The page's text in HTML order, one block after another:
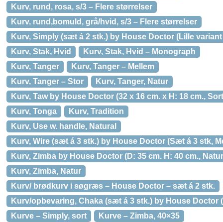
Kurv, rund, rosa, s/3 – Flere størrelser
Kurv, rund,bomuld, grå/hvid, s/3 – Flere størrelser
Kurv, Simply (sæt á 2 stk.) by House Doctor (Lille
Kurv, Stak, Hvid
Kurv, Stak, Hvid – Monograph
Kurv, Tanger
Kurv, Tanger – Mellem
Kurv, Tanger – Stor
Kurv, Tanger, Natur
Kurv, Taw by House Doctor (32 x 16 cm. x H: 18 cm.,
Kurv, Tonga
Kurv, Tradition
Kurv, Use w. handle, Natural
Kurv, Wire (sæt á 3 stk.) by House Doctor (Sæt á 3 stk,
Kurv, Zimba by House Doctor (D: 35 cm. H: 40 cm.,
Kurv, Zimba, Natur
Kurv/ brødkurv i søgræs – House Doctor – sæt á 2 stk.
Kurv/opbevaring, Chaka (sæt á 3 stk.) by House Doctor
Kurve – Simply, sort
Kurve – Zimba, 40×35